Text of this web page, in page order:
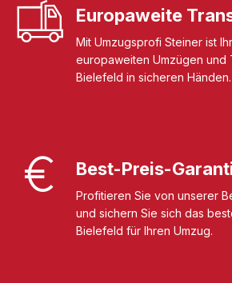
Europaweite
Mit Umzugsprofi Steiner ist
europaweiten Umzügen und
Bielefeld in sicheren Händen.
Best-Preis-
Profitieren Sie von unserer
und sichern Sie sich das
Bielefeld für Ihren Umzug.